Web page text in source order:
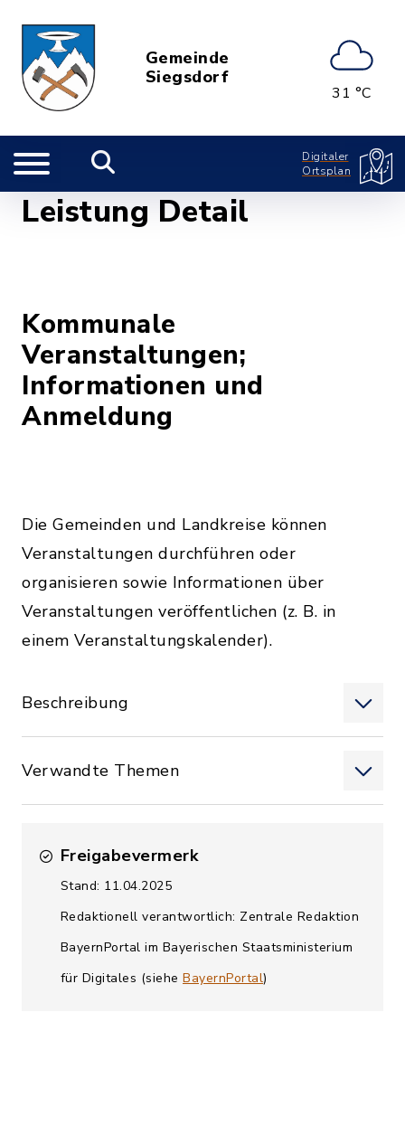
Gemeinde
Siegsdorf
31 °C
Digitaler
Ortsplan
Leistung Detail
Kommunale
Veranstaltungen;
Informationen und
Anmeldung
Die Gemeinden und Landkreise können
Veranstaltungen durchführen oder
organisieren sowie Informationen über
Veranstaltungen veröffentlichen (z. B. in
einem Veranstaltungskalender).
Beschreibung
Verwandte Themen
Freigabevermerk
Stand: 11.04.2025
Redaktionell verantwortlich: Zentrale Redaktion
BayernPortal im Bayerischen Staatsministerium
für Digitales (siehe BayernPortal)